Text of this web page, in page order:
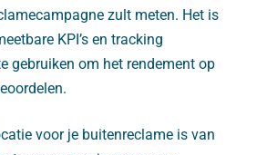
zult meten. Het is
KPI’s en tracking
gebruiken om het rendement op
voor je buitenreclame is van